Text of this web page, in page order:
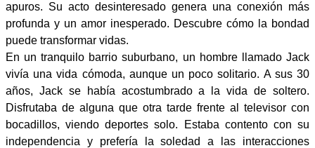
apuros. Su acto desinteresado genera una conexión más
profunda y un amor inesperado. Descubre cómo la bondad
puede transformar vidas.
En un tranquilo barrio suburbano, un hombre llamado Jack
vivía una vida cómoda, aunque un poco solitario. A sus 30
años, Jack se había acostumbrado a la vida de soltero.
Disfrutaba de alguna que otra tarde frente al televisor con
bocadillos, viendo deportes solo. Estaba contento con su
independencia y prefería la soledad a las interacciones